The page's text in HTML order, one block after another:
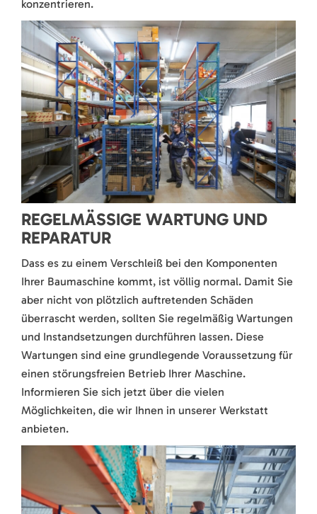
konzentrieren.
REGELMÄSSIGE WARTUNG UND R
EPARATUR
Dass es zu einem Verschleiß bei den Komponenten
Ihrer Baumaschine kommt, ist völlig normal. Damit Sie
aber nicht von plötzlich auftretenden Schäden
überrascht werden, sollten Sie regelmäßig Wartungen
und Instandsetzungen durchführen lassen. Diese
Wartungen sind eine grundlegende Voraussetzung für
einen störungsfreien Betrieb Ihrer Maschine.
Informieren Sie sich jetzt über die vielen
Möglichkeiten, die wir Ihnen in unserer Werkstatt
anbieten.